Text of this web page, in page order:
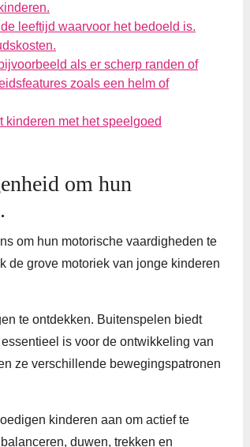
leeftijd waarvoor het bedoeld is.
als er scherp randen of
zoals een helm of
kinderen met het speelgoed
om hun
om hun motorische vaardigheden te
de grove motoriek van jonge kinderen
te ontdekken. Buitenspelen biedt
is voor de ontwikkeling van
ze verschillende bewegingspatronen
kinderen aan om actief te
duwen, trekken en